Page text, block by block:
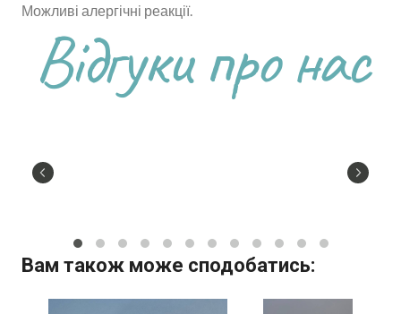
Можливі алергічні реакції.
Відгуки про нас
Вам також може сподобатись: